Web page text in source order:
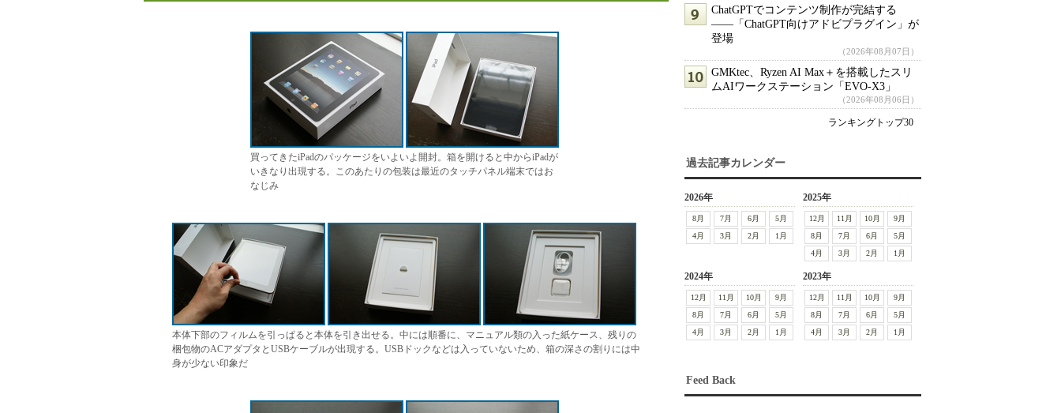
買ってきたiPadのパッケージをいよいよ開封。箱を開けると中からiPadが
いきなり出現する。このあたりの包装は最近のタッチパネル端末ではお
なじみ
本体下部のフィルムを引っぱると本体を引き出せる。中には順番に、マニュアル類の入った紙ケース、残りの
梱包物のACアダプタとUSBケーブルが出現する。USBドックなどは入っていないため、箱の深さの割りには中
身が少ない印象だ
ChatGPTでコンテンツ制作が完結する
――「ChatGPT向けアドビプラグイン」が
登場
（2026年08月07日）
GMKtec、Ryzen AI Max＋を搭載したスリ
ムAIワークステーション「EVO-X3」
（2026年08月06日）
ランキングトップ30
過去記事カレンダー
2026年
8月 7月 6月
5月
4月
3月 2月 1月
2025年
12月 11月 10月
9月
8月
7月 6月
5月
4月
3月 2月 1月
2024年
12月 11月 10月
9月
8月
7月 6月
5月
4月
3月 2月 1月
2023年
12月 11月 10月
9月
8月
7月 6月
5月
4月
3月 2月 1月
Feed Back